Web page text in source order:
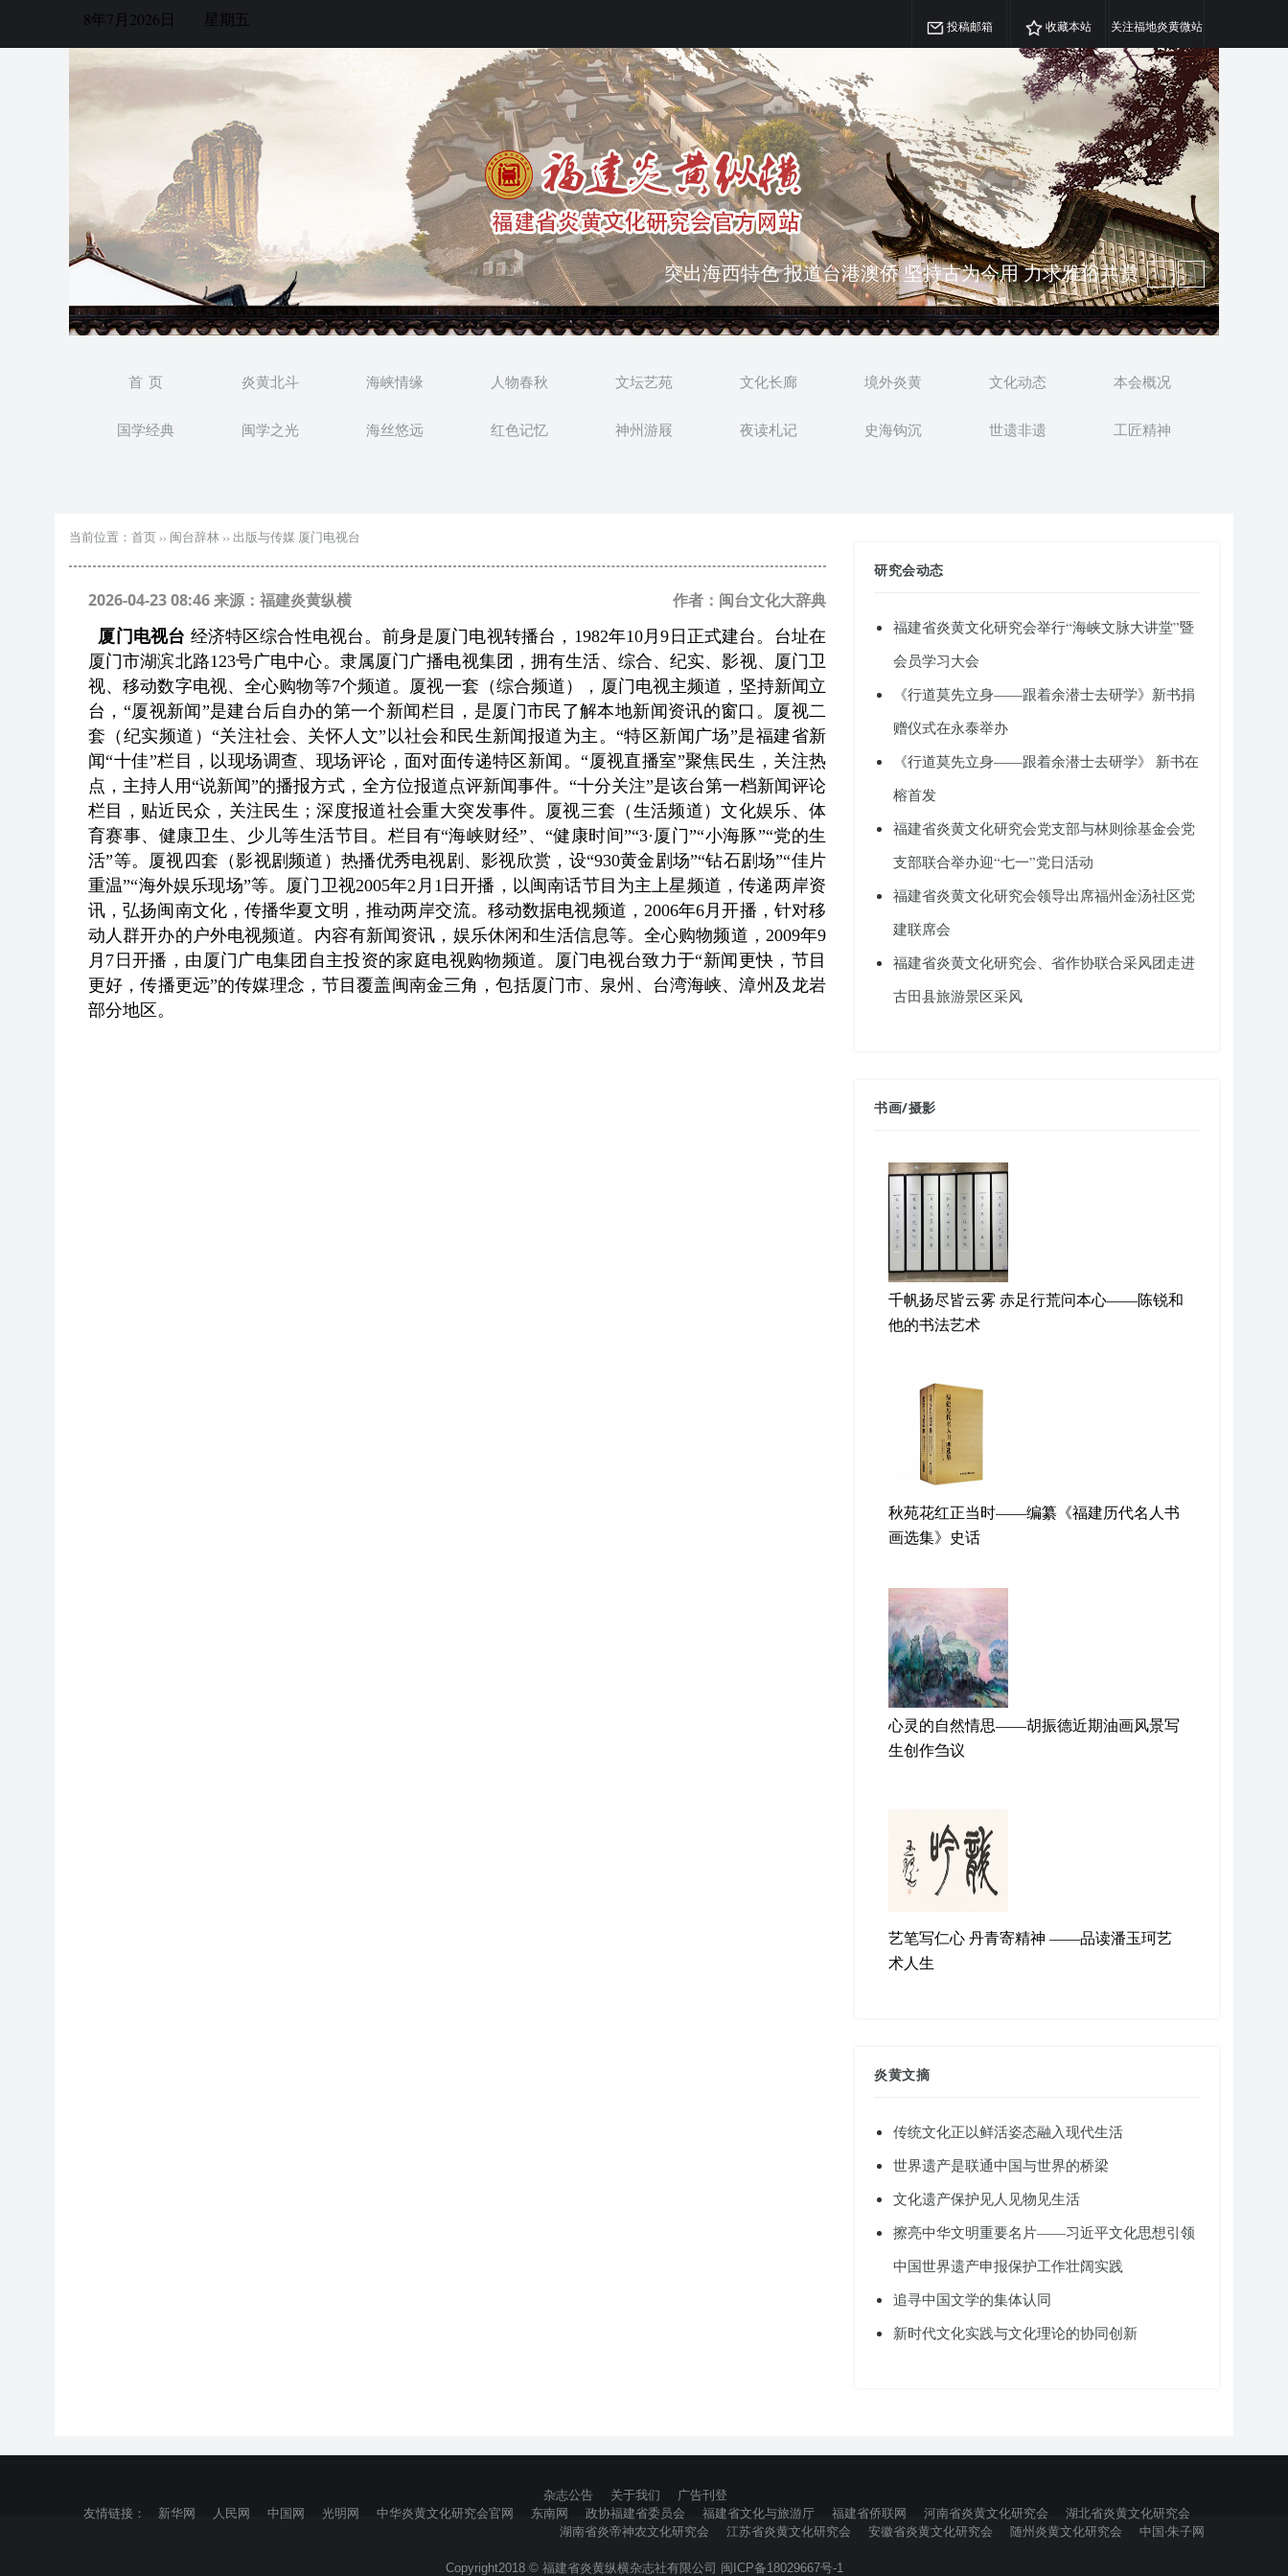
8年7月2026日 星期五 投稿邮箱 收藏本站 关注福地炎黄微站
突出海西特色 报道台港澳侨 坚持古为今用 力求雅俗共赏
弘扬优秀文化 振奋民族精神 介绍民族瑰宝 宣传中华精英
首 页 炎黄北斗 海峡情缘 人物春秋 文坛艺苑 文化长廊 境外炎黄 文化动态 本会概况
国学经典 闽学之光 海丝悠远 红色记忆 神州游屐 夜读札记 史海钩沉 世遗非遗 工匠精神
当前位置： 首页 ›› 闽台辞林 ›› 出版与传媒 厦门电视台
2026-04-23 08:46 来源：福建炎黄纵横 作者：闽台文化大辞典
厦门电视台 经济特区综合性电视台。前身是厦门电视转播台，1982年10月9日正式建台。台址在
厦门市湖滨北路123号广电中心。隶属厦门广播电视集团，拥有生活、综合、纪实、影视、厦门卫
视、移动数字电视、全心购物等7个频道。厦视一套（综合频道），厦门电视主频道，坚持新闻立
台，“厦视新闻”是建台后自办的第一个新闻栏目，是厦门市民了解本地新闻资讯的窗口。厦视二
套（纪实频道）“关注社会、关怀人文”以社会和民生新闻报道为主。“特区新闻广场”是福建省新
闻“十佳”栏目，以现场调查、现场评论，面对面传递特区新闻。“厦视直播室”聚焦民生，关注热
点，主持人用“说新闻”的播报方式，全方位报道点评新闻事件。“十分关注”是该台第一档新闻评论
栏目，贴近民众，关注民生；深度报道社会重大突发事件。厦视三套（生活频道）文化娱乐、体
育赛事、健康卫生、少儿等生活节目。栏目有“海峡财经”、“健康时间”“3·厦门”“小海豚”“党的生
活”等。厦视四套（影视剧频道）热播优秀电视剧、影视欣赏，设“930黄金剧场”“钻石剧场”“佳片
重温”“海外娱乐现场”等。厦门卫视2005年2月1日开播，以闽南话节目为主上星频道，传递两岸资
讯，弘扬闽南文化，传播华夏文明，推动两岸交流。移动数据电视频道，2006年6月开播，针对移
动人群开办的户外电视频道。内容有新闻资讯，娱乐休闲和生活信息等。全心购物频道，2009年9
月7日开播，由厦门广电集团自主投资的家庭电视购物频道。厦门电视台致力于“新闻更快，节目
更好，传播更远”的传媒理念，节目覆盖闽南金三角，包括厦门市、泉州、台湾海峡、漳州及龙岩
部分地区。
研究会动态
福建省炎黄文化研究会举行“海峡文脉大讲堂”暨
会员学习大会
《行道莫先立身——跟着余潜士去研学》新书捐
赠仪式在永泰举办
《行道莫先立身——跟着余潜士去研学》 新书在
榕首发
福建省炎黄文化研究会党支部与林则徐基金会党
支部联合举办迎“七一”党日活动
福建省炎黄文化研究会领导出席福州金汤社区党
建联席会
福建省炎黄文化研究会、省作协联合采风团走进
古田县旅游景区采风
书画/摄影
千帆扬尽皆云雾 赤足行荒问本心——陈锐和
他的书法艺术
秋苑花红正当时——编纂《福建历代名人书
画选集》史话
心灵的自然情思——胡振德近期油画风景写
生创作刍议
艺笔写仁心 丹青寄精神 ——品读潘玉珂艺
术人生
炎黄文摘
传统文化正以鲜活姿态融入现代生活
世界遗产是联通中国与世界的桥梁
文化遗产保护见人见物见生活
擦亮中华文明重要名片——习近平文化思想引领
中国世界遗产申报保护工作壮阔实践
追寻中国文学的集体认同
新时代文化实践与文化理论的协同创新
杂志公告 关于我们
广告刊登
友情链接：
新华网 人民网 中国网 光明网 中华炎黄文化研究会官网 东南网 政协福建省委员会 福建省文化与旅游厅 福建省侨联网 河南省炎黄文化研究会
湖北省炎黄文化研究会
湖南省炎帝神农文化研究会
江苏省炎黄文化研究会 安徽省炎黄文化研究会 随州炎黄文化研究会 中国·朱子网
Copyright2018 © 福建省炎黄纵横杂志社有限公司 闽ICP备18029667号-1